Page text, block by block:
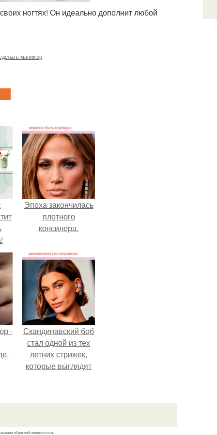
ногтях! Он идеально дополнит любой
маникюр
Эпоха закончилась
плотного
консилера.
-
Скандинавский боб
стал одной из тех
летних стрижек,
которые выглядят
обратной гиперссылки.